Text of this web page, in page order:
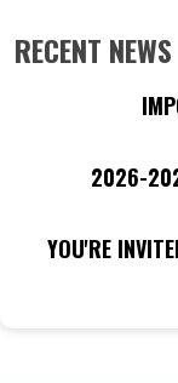
RECENT NEWS
2026-
YOU'RE